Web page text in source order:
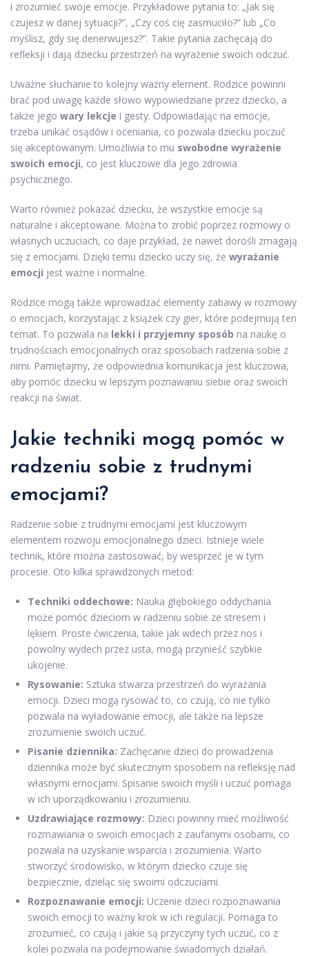
i zrozumieć swoje emocje. Przykładowe pytania to: „Jak się
czujesz w danej sytuacji?”, „Czy coś cię zasmuciło?” lub „Co
myślisz, gdy się denerwujesz?”. Takie pytania zachęcają do
refleksji i dają dziecku przestrzeń na wyrażenie swoich odczuć.
Uważne słuchanie to kolejny ważny element. Rodzice powinni
brać pod uwagę każde słowo wypowiedziane przez dziecko, a
także jego wary lekcje i gesty. Odpowiadając na emocje,
trzeba unikać osądów i oceniania, co pozwala dziecku poczuć
się akceptowanym. Umożliwia to mu swobodne wyrażenie
swoich emocji, co jest kluczowe dla jego zdrowia
psychicznego.
Warto również pokazać dziecku, że wszystkie emocje są
naturalne i akceptowane. Można to zrobić poprzez rozmowy o
własnych uczuciach, co daje przykład, że nawet dorośli zmagają
się z emocjami. Dzięki temu dziecko uczy się, że wyrażanie
emocji jest ważne i normalne.
Rodzice mogą także wprowadzać elementy zabawy w rozmowy
o emocjach, korzystając z książek czy gier, które podejmują ten
temat. To pozwala na lekki i przyjemny sposób na naukę o
trudnościach emocjonalnych oraz sposobach radzenia sobie z
nimi. Pamiętajmy, że odpowiednia komunikacja jest kluczowa,
aby pomóc dziecku w lepszym poznawaniu siebie oraz swoich
reakcji na świat.
Jakie techniki mogą pomóc w
radzeniu sobie z trudnymi
emocjami?
Radzenie sobie z trudnymi emocjami jest kluczowym
elementem rozwoju emocjonalnego dzieci. Istnieje wiele
technik, które można zastosować, by wesprzeć je w tym
procesie. Oto kilka sprawdzonych metod:
Techniki oddechowe: Nauka głębokiego oddychania
może pomóc dzieciom w radzeniu sobie ze stresem i
lękiem. Proste ćwiczenia, takie jak wdech przez nos i
powolny wydech przez usta, mogą przynieść szybkie
ukojenie.
Rysowanie: Sztuka stwarza przestrzeń do wyrażania
emocji. Dzieci mogą rysować to, co czują, co nie tylko
pozwala na wyładowanie emocji, ale także na lepsze
zrozumienie swoich uczuć.
Pisanie dziennika: Zachęcanie dzieci do prowadzenia
dziennika może być skutecznym sposobem na refleksję nad
własnymi emocjami. Spisanie swoich myśli i uczuć pomaga
w ich uporządkowaniu i zrozumieniu.
Uzdrawiające rozmowy: Dzieci powinny mieć możliwość
rozmawiania o swoich emocjach z zaufanymi osobami, co
pozwala na uzyskanie wsparcia i zrozumienia. Warto
stworzyć środowisko, w którym dziecko czuje się
bezpiecznie, dzieląc się swoimi odczuciami.
Rozpoznawanie emocji: Uczenie dzieci rozpoznawania
swoich emocji to ważny krok w ich regulacji. Pomaga to
zrozumieć, co czują i jakie są przyczyny tych uczuć, co z
kolei pozwala na podejmowanie świadomych działań.